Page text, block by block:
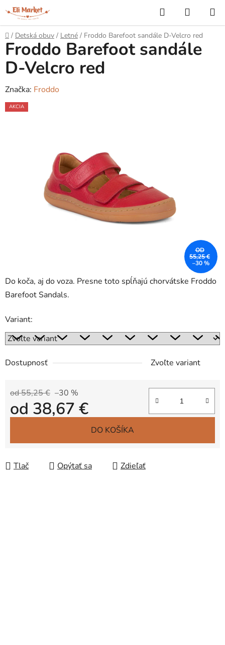
Prejsť
na
obsah
Hľadať
KOŠÍK
Domov
/ Detská obuv / Letné / Froddo Barefoot sandále D-Velcro red
Do koča, aj do voza. Presne toto spĺňajú chorvátske Froddo
Barefoot Sandals.
Variant:
Dostupnosť Zvoľte variant
od 55,25 € –30 %
od 38,67 €
DO KOŠÍKA
Tlač Opýtať sa Zdieľať
Froddo Barefoot sandále
D-Velcro red
Značka: Froddo
AKCIA
OD
55,25 €
–30 %